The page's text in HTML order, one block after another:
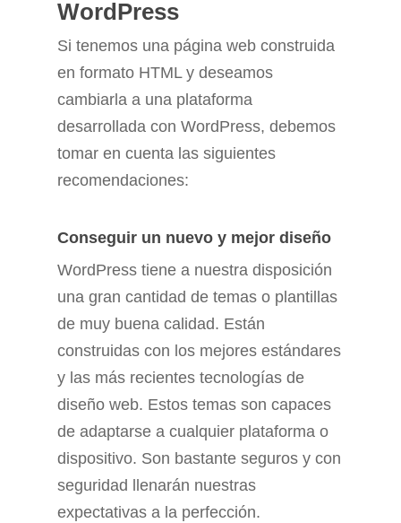
WordPress
Si tenemos una página web construida
en formato HTML y deseamos
cambiarla a una plataforma
desarrollada con WordPress, debemos
tomar en cuenta las siguientes
recomendaciones:
Conseguir un nuevo y mejor diseño
WordPress tiene a nuestra disposición
una gran cantidad de temas o plantillas
de muy buena calidad. Están
construidas con los mejores estándares
y las más recientes tecnologías de
diseño web. Estos temas son capaces
de adaptarse a cualquier plataforma o
dispositivo. Son bastante seguros y con
seguridad llenarán nuestras
expectativas a la perfección.